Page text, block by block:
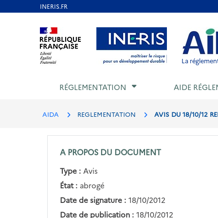
Aller au contenu Aller au menu Aller au
La
RÉGLEMENTATION AIDE
AIDA REGLEMENTATION AVIS DU 18/10/12
A PROPOS DU DOCUMENT
Type : Avis
État : abrogé
Date de signature : 18/10/2012
Date de publication : 18/10/2012